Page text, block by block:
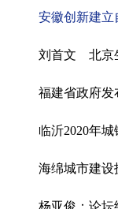
安徽创新建立
刘首文 北京
福建省政府发
临沂2020年城
海绵城市建设